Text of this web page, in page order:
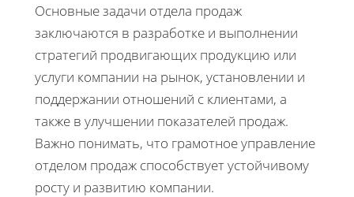
Основные задачи отдела продаж
заключаются в разработке и выполнении
стратегий продвигающих продукцию или
услуги компании на рынок, установлении и
поддержании отношений с клиентами, а
также в улучшении показателей продаж.
Важно понимать, что грамотное управление
отделом продаж способствует устойчивому
росту и развитию компании.